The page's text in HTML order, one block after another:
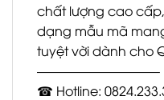
chất lượng cao
dạng mẫu mã
tuyệt vời dành cho
—————————–
☎ Hotline: